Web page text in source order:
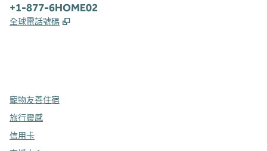
電話：
+1-877-6HOME02
全球電話號碼 ,
寵物友善住宿
旅行靈感
信用卡